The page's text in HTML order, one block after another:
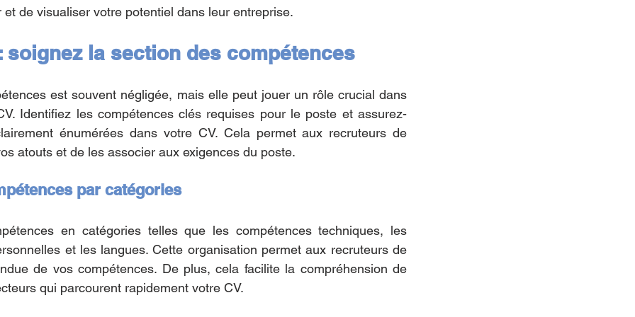
de visualiser votre potentiel dans leur entreprise.
soignez la section des compétences
est souvent négligée, mais elle peut jouer un rôle crucial dans
Identifiez les compétences clés requises pour le poste et assurez-
énumérées dans votre CV. Cela permet aux recruteurs de
atouts et de les associer aux exigences du poste.
par catégories
en catégories telles que les compétences techniques, les
et les langues. Cette organisation permet aux recruteurs de
de vos compétences. De plus, cela facilite la compréhension de
qui parcourent rapidement votre CV.